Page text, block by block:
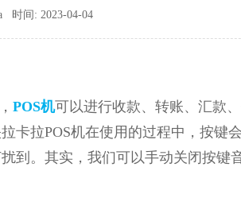
时间: 2023-04-04
POS机可以进行收款、转账、汇款
卡拉POS机在使用的过程中，按键
到。其实，我们可以手动关闭按键